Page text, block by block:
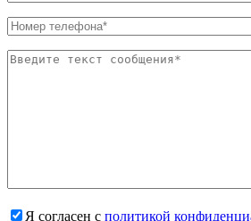
Я согласен с политикой